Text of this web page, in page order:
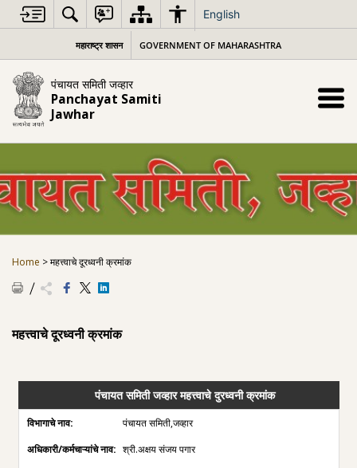
content
English
महाराष्ट्र शासन GOVERNMENT OF MAHARASHTRA
पंचायत समिती जव्हार
Panchayat Samiti
Jawhar
Home >महत्त्वाचे दूरध्वनी क्रमांक
महत्त्वाचे दूरध्वनी क्रमांक
पंचायत समिती जव्हार महत्त्वाचे दुरध्वनी क्रमांक
पंचायत समिती,जव्हार
श्री.अक्षय संजय पगार